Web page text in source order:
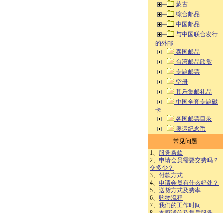
蒙古
综合邮品
中国邮品
与中国联合发行
的外邮
泰国邮品
台湾邮品欣赏
专题邮票
空册
其乐集邮礼品
中国全套专题磁
卡
各国邮票目录
奥运纪念币
常见问题
1、 服务条款
2、 申请会员需要交费吗？
交多少？
3、 付款方式
4、 申请会员有什么好处？
5、 送货方式及费率
6、 购物流程
7、 我们的工作时间